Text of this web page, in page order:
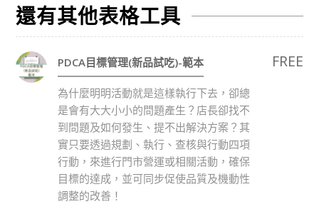
還有其他表格工具
PDCA目標管理(新品試吃)-範本 FREE
為什麼明明活動就是這樣執行下去，卻總
是會有大大小小的問題產生？店長卻找不
到問題及如何發生、提不出解決方案？其
實只要透過規劃、執行、查核與行動四項
行動，來進行門市營運或相關活動，確保
目標的達成，並可同步促使品質及機動性
調整的改善！